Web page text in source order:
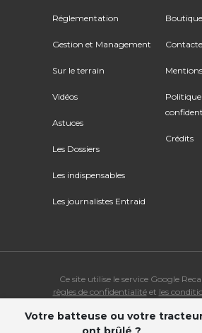
Réglementation
Gestion et Management
Sur le terrain
Vidéos
Astuces
Les Dossiers
Les indispensables
Les journalistes Entraid
Boutique
Politique
Crédits
Ce site utilise le service Google
règles de confidentialitéet les
© Copyright 2026 ENTRAID. Tous
Votre batteuse ou votre